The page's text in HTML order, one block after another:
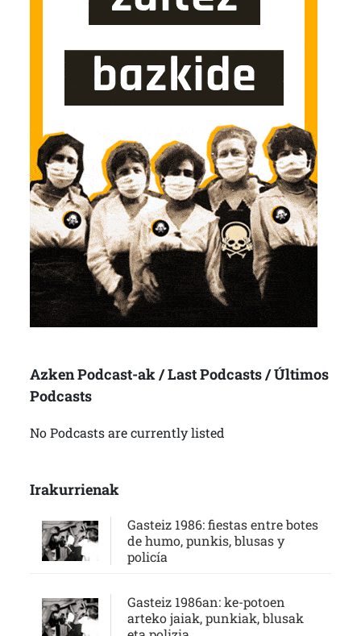
Azken Podcast-ak / Last Podcasts / Últimos
Podcasts
No Podcasts are currently listed
Irakurrienak
Gasteiz 1986: fiestas entre botes
de humo, punkis, blusas y
policía
Gasteiz 1986an: ke-potoen
arteko jaiak, punkiak, blusak